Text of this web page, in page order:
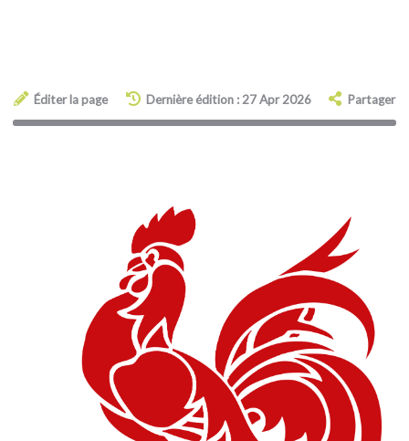
Éditer la page Dernière édition : 27 Apr 2026 Partager